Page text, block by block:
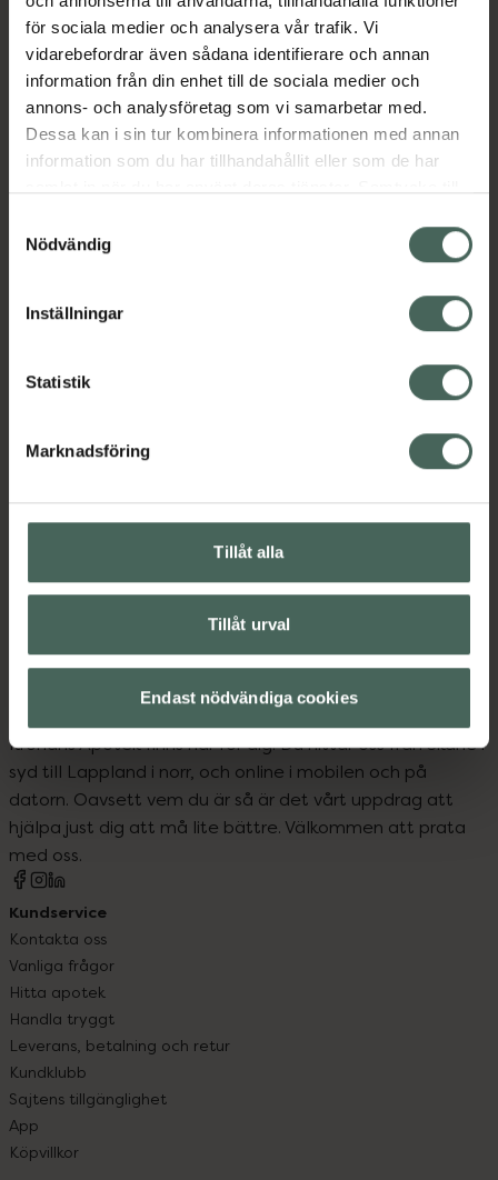
för sociala medier och analysera vår trafik. Vi
vidarebefordrar även sådana identifierare och annan
information från din enhet till de sociala medier och
annons- och analysföretag som vi samarbetar med.
Dessa kan i sin tur kombinera informationen med annan
information som du har tillhandahållit eller som de har
återkalla ditt samtycke via webbplatsens
cookieinställningar. Ett återkallat samtycke påverkar inte
lagligheten av behandling som skett innan återkallelsen.
Nödvändig
Inställningar
Statistik
Marknadsföring
Tillåt alla
Tillåt urval
Endast nödvändiga cookies
Jämförpris 6,37 kr/ml
EAN:06429811202788
Kategorier:
Ansiktsserum AnsiktsvårdHudvård
Niacinamid-serum
Omdömen Visa
Innehåll Visa
Instruktioner Visa
Upptäck flera produkter inom
Ansiktsvård
Hudvård
Niacinamid-serum
Kronans Apotek finns här för dig. Du hittar oss från Skåne i
syd till Lappland i norr, och online i mobilen och på
datorn. Oavsett vem du är så är det vårt uppdrag att
hjälpa just dig att må lite bättre. Välkommen att prata
med oss.
Kundservice
Kontakta oss
Vanliga frågor
Hitta apotek
Handla tryggt
Leverans, betalning och retur
Kundklubb
Sajtens tillgänglighet
App
Köpvillkor